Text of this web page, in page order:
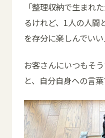
「整理収納で生まれ
るけれど、1人の人間
を存分に楽しんでいい
お客さんにいつもそ
と、自分自身への言葉